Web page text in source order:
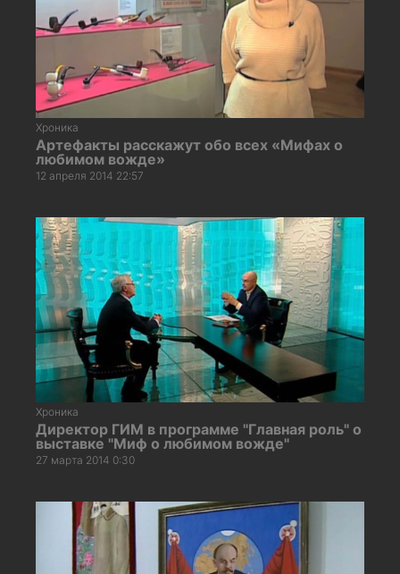
Хроника
Артефакты расскажут обо всех «Мифах о
любимом вожде»
12 апреля 2014 22:57
Хроника
Директор ГИМ в программе "Главная роль" о
выставке "Миф о любимом вожде"
27 марта 2014 0:30